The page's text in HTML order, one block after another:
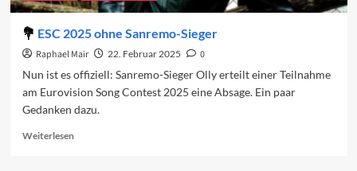
ESC 2025 ohne Sanremo-Sieger
Raphael Mair 22. Februar 2025
0
Nun ist es offiziell: Sanremo-Sieger Olly erteilt einer Teilnahme
am Eurovision Song Contest 2025 eine Absage. Ein paar
Gedanken dazu.
WeiterlesenRead